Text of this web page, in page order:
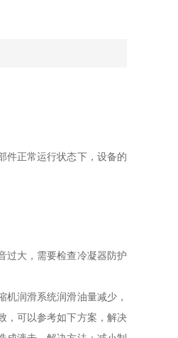
件正常运行状态下，设备的
过大，需要检查冷凝器防护
润滑系统润滑油量减少，
，可以参考如下方案，解决